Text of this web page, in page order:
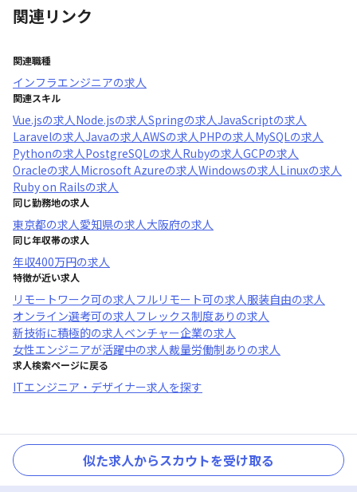
関連リンク
関連職種
インフラエンジニアの求人
関連スキル
Vue.jsの求人Node.jsの求人Springの求人JavaScriptの求人
Laravelの求人Javaの求人AWSの求人PHPの求人MySQLの求人
Pythonの求人PostgreSQLの求人Rubyの求人GCPの求人
Oracleの求人Microsoft Azureの求人Windowsの求人Linuxの求人
Ruby on Railsの求人
同じ勤務地の求人
東京都の求人愛知県の求人大阪府の求人
同じ年収帯の求人
年収400万円の求人
特徴が近い求人
リモートワーク可の求人フルリモート可の求人服装自由の求人
オンライン選考可の求人フレックス制度あり の求人
新技術に積極的の求人ベンチャー企業の求人
女性エンジニアが活躍中の求人裁量労働制あり の求人
求人検索ページに戻る
ITエンジニア・デザイナー求人を探す
似た求人からスカウトを受け取る